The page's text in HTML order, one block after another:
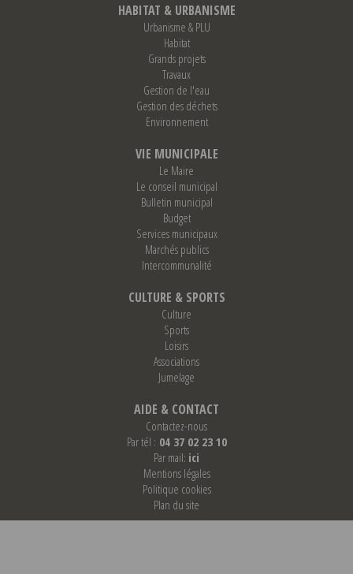
HABITAT & URBANISME
Urbanisme & PLU
Habitat
Grands projets
Travaux
Gestion de l'eau
Gestion des déchets
Environnement
VIE MUNICIPALE
Le Maire
Le conseil municipal
Bulletin municipal
Budget
Services municipaux
Marchés publics
Intercommunalité
CULTURE & SPORTS
Culture
Sports
Loisirs
Associations
Jumelage
AIDE & CONTACT
Contactez-nous
Par tél : 04 37 02 23 10
Par mail: ici
Mentions légales
Politique cookies
Plan du site